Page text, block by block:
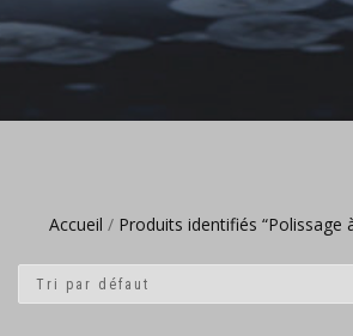
Accueil / Produits identifiés “Polissage